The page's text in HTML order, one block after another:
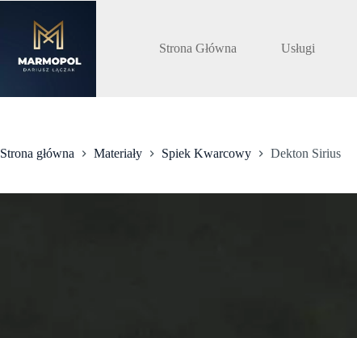
Strona Główna
Usługi
Strona główna Materiały Spiek Kwarcowy Dekton Sirius